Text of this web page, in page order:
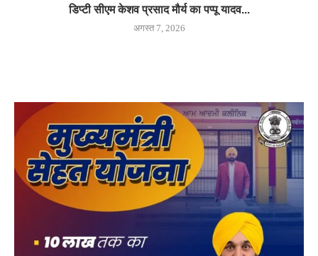
डिप्टी सीएम केशव प्रसाद मौर्य का पप्पू यादव...
अगस्त 7, 2026